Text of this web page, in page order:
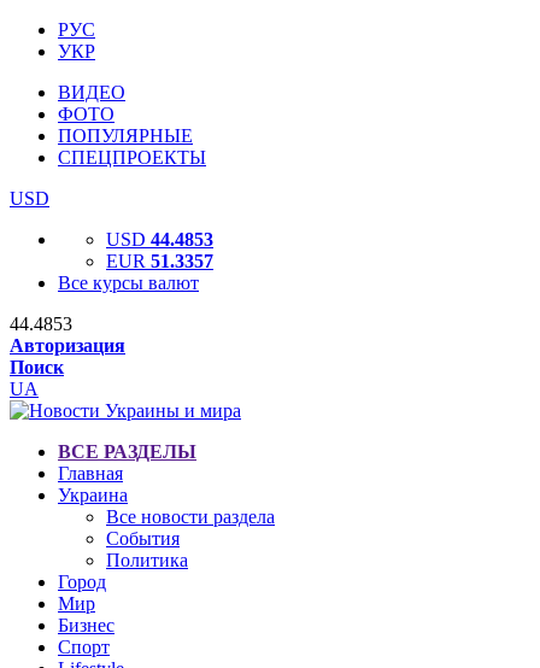
РУС
УКР
ВИДЕО
ФОТО
ПОПУЛЯРНЫЕ
СПЕЦПРОЕКТЫ
USD
USD 44.4853
EUR 51.3357
Все курсы валют
44.4853
Авторизация
Поиск
UA
ВСЕ РАЗДЕЛЫ
Главная
Украина
Все новости раздела
События
Политика
Город
Мир
Бизнес
Спорт